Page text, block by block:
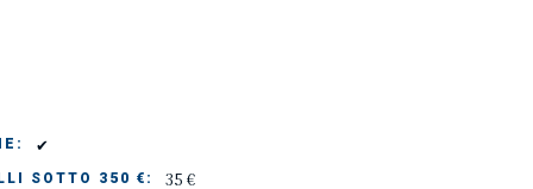
✔
SOTTO 350 €: 35 €